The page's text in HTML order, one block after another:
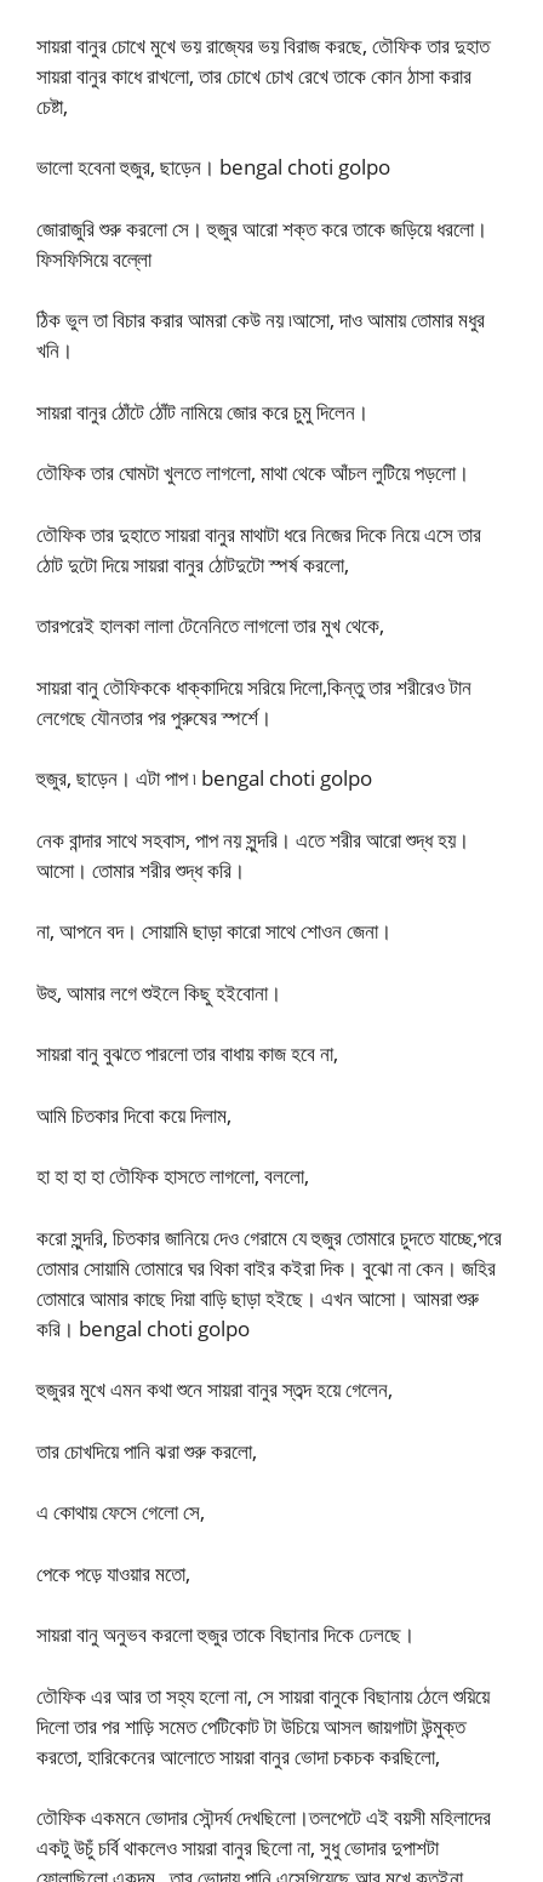
সায়রা বানুর চোখে মুখে ভয় রাজ্যের ভয় বিরাজ করছে, তৌফিক তার দুহাত
সায়রা বানুর কাধে রাখলো, তার চোখে চোখ রেখে তাকে কোন ঠাসা করার
চেষ্টা,
ভালো হবেনা হুজুর, ছাড়েন। bengal choti golpo
জোরাজুরি শুরু করলো সে। হুজুর আরো শক্ত করে তাকে জড়িয়ে ধরলো।
ফিসফিসিয়ে বল্লো
ঠিক ভুল তা বিচার করার আমরা কেউ নয় ৷আসো, দাও আমায় তোমার মধুর
খনি।
সায়রা বানুর ঠোঁটে ঠোঁট নামিয়ে জোর করে চুমু দিলেন।
তৌফিক তার ঘোমটা খুলতে লাগলো, মাথা থেকে আঁচল লুটিয়ে পড়লো।
তৌফিক তার দুহাতে সায়রা বানুর মাথাটা ধরে নিজের দিকে নিয়ে এসে তার
ঠোট দুটো দিয়ে সায়রা বানুর ঠোটদুটো স্পর্ষ করলো,
তারপরেই হালকা লালা টেনেনিতে লাগলো তার মুখ থেকে,
সায়রা বানু তৌফিককে ধাক্কাদিয়ে সরিয়ে দিলো,কিন্তু তার শরীরেও টান
লেগেছে যৌনতার পর পুরুষের স্পর্শে।
হুজুর, ছাড়েন। এটা পাপ ৷ bengal choti golpo
নেক বান্দার সাথে সহবাস, পাপ নয় সুন্দরি। এতে শরীর আরো শুদ্ধ হয়।
আসো। তোমার শরীর শুদ্ধ করি।
না, আপনে বদ। সোয়ামি ছাড়া কারো সাথে শোওন জেনা।
উহু, আমার লগে শুইলে কিছু হইবোনা।
সায়রা বানু বুঝতে পারলো তার বাধায় কাজ হবে না,
আমি চিতকার দিবো কয়ে দিলাম,
হা হা হা হা তৌফিক হাসতে লাগলো, বললো,
করো সুন্দরি, চিতকার জানিয়ে দেও গেরামে যে হুজুর তোমারে চুদতে যাচ্ছে,পরে
তোমার সোয়ামি তোমারে ঘর থিকা বাইর কইরা দিক। বুঝো না কেন। জহির
তোমারে আমার কাছে দিয়া বাড়ি ছাড়া হইছে। এখন আসো। আমরা শুরু
করি। bengal choti golpo
হুজুরর মুখে এমন কথা শুনে সায়রা বানুর স্তব্দ হয়ে গেলেন,
তার চোখদিয়ে পানি ঝরা শুরু করলো,
এ কোথায় ফেসে গেলো সে,
পেকে পড়ে যাওয়ার মতো,
সায়রা বানু অনুভব করলো হুজুর তাকে বিছানার দিকে ঢেলছে।
তৌফিক এর আর তা সহ্য হলো না, সে সায়রা বানুকে বিছানায় ঠেলে শুয়িয়ে
দিলো তার পর শাড়ি সমেত পেটিকোট টা উচিয়ে আসল জায়গাটা উন্মুক্ত
করতো, হারিকেনের আলোতে সায়রা বানুর ভোদা চকচক করছিলো,
তৌফিক একমনে ভোদার সৌন্দর্য দেখছিলো।তলপেটে এই বয়সী মহিলাদের
একটু উচুঁ চর্বি থাকলেও সায়রা বানুর ছিলো না, সুধু ভোদার দুপাশটা